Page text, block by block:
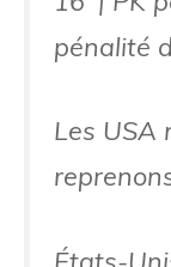
pénalité
Les USA
États-